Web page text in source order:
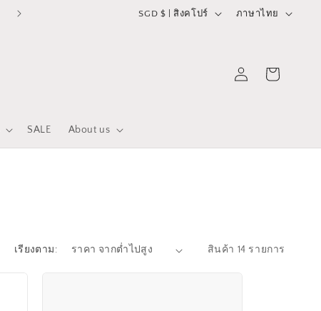
ป
/
ค
SGD $ | สิงคโปร์ ภ
า
ภาษาไทย
SALE About us
เข้าสู่
ระบบ
สินค้า
เรียงตาม: สินค้า 14 รายการ